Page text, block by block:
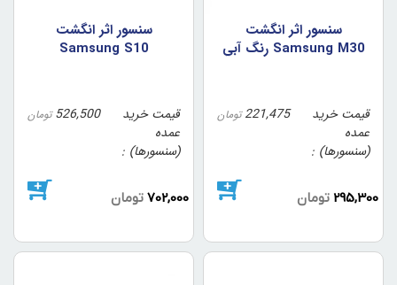
سنسور اثر انگشت
Samsung M30 رنگ آبي
قیمت خرید
عمده
(سنسورها)
221,475 تومان
295,300 تومان
سنسور اثر انگشت
Samsung S10
قیمت خرید
عمده
(سنسورها)
526,500 تومان
702,000 تومان